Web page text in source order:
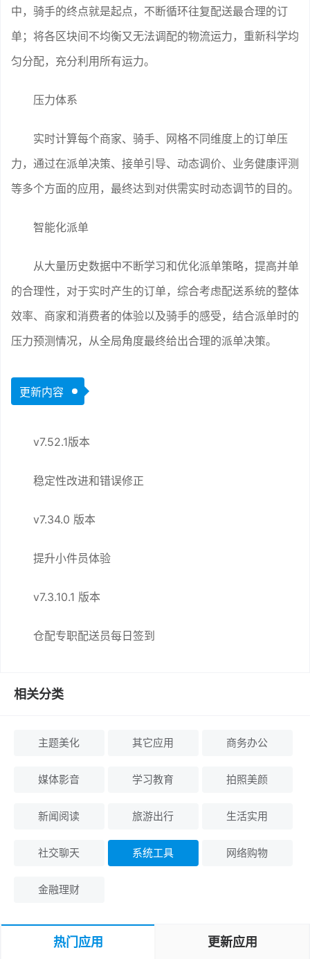
中，骑手的终点就是起点，不断循环往复配送最合理的订
单；将各区块间不均衡又无法调配的物流运力，重新科学均
匀分配，充分利用所有运力。
压力体系
实时计算每个商家、骑手、网格不同维度上的订单压
力，通过在派单决策、接单引导、动态调价、业务健康评测
等多个方面的应用，最终达到对供需实时动态调节的目的。
智能化派单
从大量历史数据中不断学习和优化派单策略，提高并单
的合理性，对于实时产生的订单，综合考虑配送系统的整体
效率、商家和消费者的体验以及骑手的感受，结合派单时的
压力预测情况，从全局角度最终给出合理的派单决策。
更新内容
v7.52.1版本
稳定性改进和错误修正
v7.34.0 版本
提升小件员体验
v7.3.10.1 版本
仓配专职配送员每日签到
相关分类
主题美化 其它应用 商务办公
媒体影音 学习教育 拍照美颜
新闻阅读 旅游出行 生活实用
社交聊天 系统工具 网络购物
金融理财
热门应用 更新应用